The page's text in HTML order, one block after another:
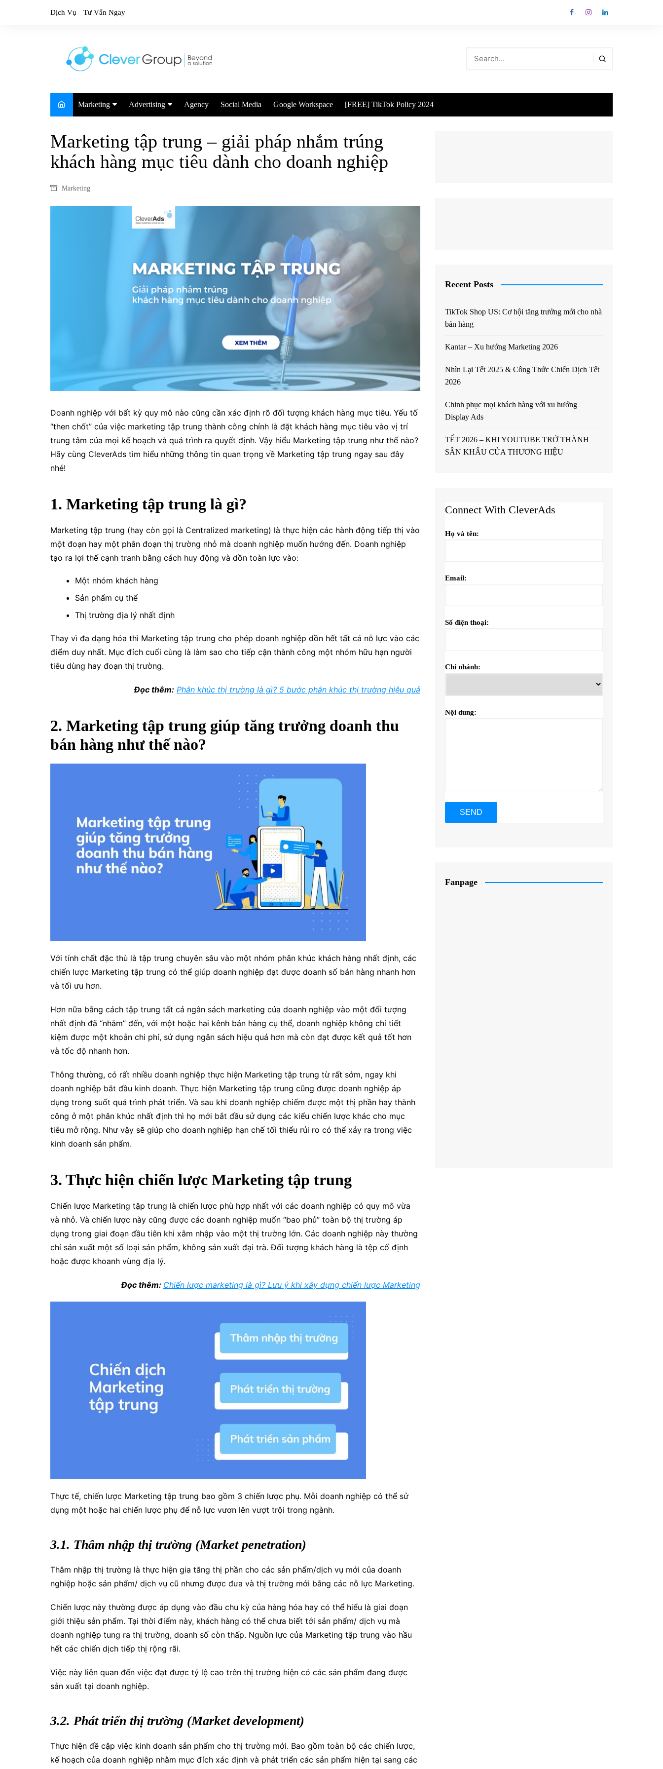
Dịch Vụ Tư Vấn Ngay
Marketing
Marketing Report
Advertising
TikTok
Facebook
Youtube
Agency Social Media Google Workspace [FREE] TikTok Policy 2024
Marketing tập trung – giải pháp nhắm trúng
khách hàng mục tiêu dành cho doanh nghiệp
Marketing
Doanh nghiệp với bất kỳ quy mô nào cũng cần xác định rõ đối tượng khách hàng mục tiêu. Yếu tố
“then chốt” của việc marketing tập trung thành công chính là đặt khách hàng mục tiêu vào vị trí
trung tâm của mọi kế hoạch và quá trình ra quyết định. Vậy hiểu Marketing tập trung như thế nào?
Hãy cùng CleverAds tìm hiểu những thông tin quan trọng về Marketing tập trung ngay sau đây
nhé!
1. Marketing tập trung là gì?
Marketing tập trung (hay còn gọi là Centralized marketing) là thực hiện các hành động tiếp thị vào
một đoạn hay một phân đoạn thị trường nhỏ mà doanh nghiệp muốn hướng đến. Doanh nghiệp
tạo ra lợi thế cạnh tranh bằng cách huy động và dồn toàn lực vào:
Một nhóm khách hàng
Sản phẩm cụ thể
Thị trường địa lý nhất định
Thay vì đa dạng hóa thì Marketing tập trung cho phép doanh nghiệp dồn hết tất cả nỗ lực vào các
điểm duy nhất. Mục đích cuối cùng là làm sao cho tiếp cận thành công một nhóm hữu hạn người
tiêu dùng hay đoạn thị trường.
Đọc thêm: Phân khúc thị trường là gì? 5 bước phân khúc thị trường hiệu quả
2. Marketing tập trung giúp tăng trưởng doanh thu
bán hàng như thế nào?
Với tính chất đặc thù là tập trung chuyên sâu vào một nhóm phân khúc khách hàng nhất định, các
chiến lược Marketing tập trung có thể giúp doanh nghiệp đạt được doanh số bán hàng nhanh hơn
và tối ưu hơn.
Hơn nữa bằng cách tập trung tất cả ngân sách marketing của doanh nghiệp vào một đối tượng
nhất định đã “nhắm” đến, với một hoặc hai kênh bán hàng cụ thể, doanh nghiệp không chỉ tiết
kiệm được một khoản chi phí, sử dụng ngân sách hiệu quả hơn mà còn đạt được kết quả tốt hơn
và tốc độ nhanh hơn.
Thông thường, có rất nhiều doanh nghiệp thực hiện Marketing tập trung từ rất sớm, ngay khi
doanh nghiệp bắt đầu kinh doanh. Thực hiện Marketing tập trung cũng được doanh nghiệp áp
dụng trong suốt quá trình phát triển. Và sau khi doanh nghiệp chiếm được một thị phần hay thành
công ở một phân khúc nhất định thì họ mới bắt đầu sử dụng các kiểu chiến lược khác cho mục
tiêu mở rộng. Như vậy sẽ giúp cho doanh nghiệp hạn chế tối thiểu rủi ro có thể xảy ra trong việc
kinh doanh sản phẩm.
3. Thực hiện chiến lược Marketing tập trung
Chiến lược Marketing tập trung là chiến lược phù hợp nhất với các doanh nghiệp có quy mô vừa
và nhỏ. Và chiến lược này cũng được các doanh nghiệp muốn “bao phủ” toàn bộ thị trường áp
dụng trong giai đoạn đầu tiên khi xâm nhập vào một thị trường lớn. Các doanh nghiệp này thường
chỉ sản xuất một số loại sản phẩm, không sản xuất đại trà. Đối tượng khách hàng là tệp cố định
hoặc được khoanh vùng địa lý.
Đọc thêm: Chiến lược marketing là gì? Lưu ý khi xây dựng chiến lược Marketing
Thực tế, chiến lược Marketing tập trung bao gồm 3 chiến lược phụ. Mỗi doanh nghiệp có thể sử
dụng một hoặc hai chiến lược phụ để nỗ lực vươn lên vượt trội trong ngành.
3.1. Thâm nhập thị trường (Market penetration)
Thâm nhập thị trường là thực hiện gia tăng thị phần cho các sản phẩm/dịch vụ mới của doanh
nghiệp hoặc sản phẩm/ dịch vụ cũ nhưng được đưa và thị trường mới bằng các nỗ lực Marketing.
Chiến lược này thường được áp dụng vào đầu chu kỳ của hàng hóa hay có thể hiểu là giai đoạn
giới thiệu sản phẩm. Tại thời điểm này, khách hàng có thể chưa biết tới sản phẩm/ dịch vụ mà
doanh nghiệp tung ra thị trường, doanh số còn thấp. Nguồn lực của Marketing tập trung vào hầu
hết các chiến dịch tiếp thị rộng rãi.
Việc này liên quan đến việc đạt được tỷ lệ cao trên thị trường hiện có các sản phẩm đang được
sản xuất tại doanh nghiệp.
3.2. Phát triển thị trường (Market development)
Thực hiện đề cập việc kinh doanh sản phẩm cho thị trường mới. Bao gồm toàn bộ các chiến lược,
kế hoạch của doanh nghiệp nhằm mục đích xác định và phát triển các sản phẩm hiện tại sang các
Recent Posts
TikTok Shop US: Cơ hội tăng trưởng mới cho nhà
bán hàng
Kantar – Xu hướng Marketing 2026
Nhìn Lại Tết 2025 & Công Thức Chiến Dịch Tết
2026
Chinh phục mọi khách hàng với xu hướng
Display Ads
TẾT 2026 – KHI YOUTUBE TRỞ THÀNH
SÂN KHẤU CỦA THƯƠNG HIỆU
Connect With CleverAds
Họ và tên:
Email:
Số điện thoại:
Chi nhánh:
Nội dung:
Fanpage